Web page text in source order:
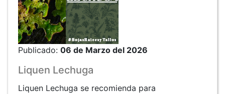
Publicado: 06 de Marzo del 2026
Liquen Lechuga
Liquen Lechuga se recomienda para